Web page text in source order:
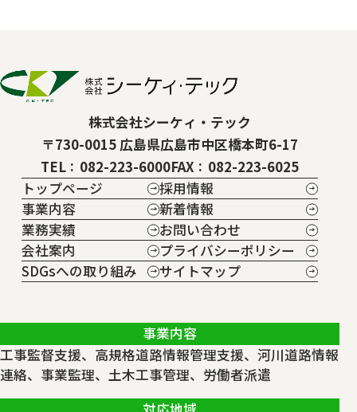
株式会社シーケィ・テック
〒730-0015 広島県広島市中区橋本町6-17
TEL
082-223-6000FAX
082-223-6025
トップページ
事業内容
業務実績
会社案内
SDGsへの取り組み
採用情報
新着情報
お問い合わせ
プライバシーポリシー
サイトマップ
事業内容
工事監督支援、高規格道路情報管理支援、河川道路情報
連絡、事業監理、土木工事管理、労働者派遣